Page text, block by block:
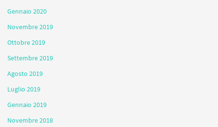
Gennaio 2020
Novembre 2019
Ottobre 2019
Settembre 2019
Agosto 2019
Luglio 2019
Gennaio 2019
Novembre 2018